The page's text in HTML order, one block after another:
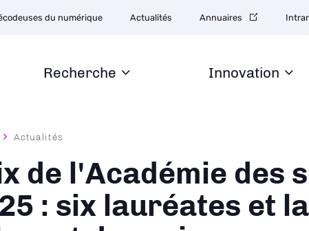
Recherche Innovation
du numérique Actualités Annuaires
Actualités
de l'Académie des
: six lauréates et